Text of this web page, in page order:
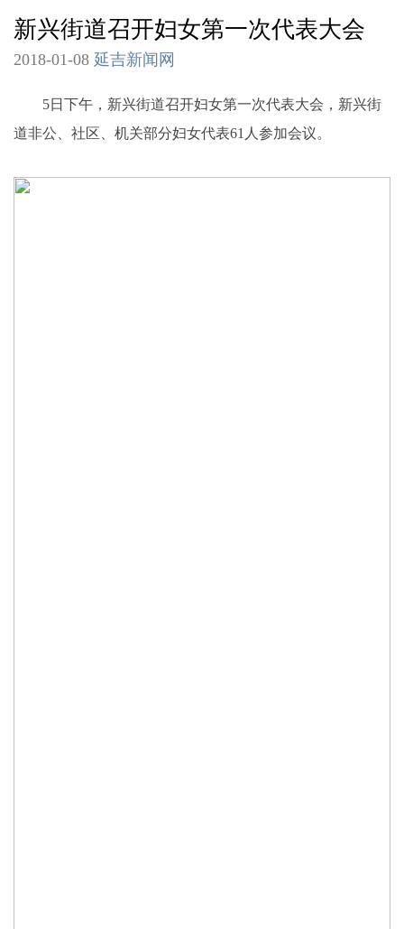
新兴街道召开妇女第一次代表大会
2018-01-08 延吉新闻网
5日下午，新兴街道召开妇女第一次代表大会，新兴街
道非公、社区、机关部分妇女代表61人参加会议。